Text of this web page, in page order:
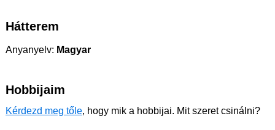
Hátterem
Anyanyelv: Magyar
Hobbijaim
Kérdezd meg tőle, hogy mik a hobbijai. Mit szeret csinálni?